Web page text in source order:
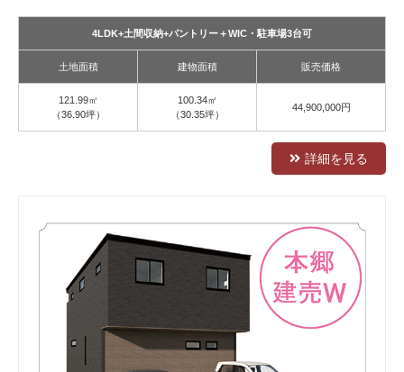
4LDK+土間収納+パントリー＋WIC・駐車場3台可
土地面積 建物面積 販売価格
121.99㎡
（36.90坪）
100.34㎡
（30.35坪）
44,900,000円
詳細を見る